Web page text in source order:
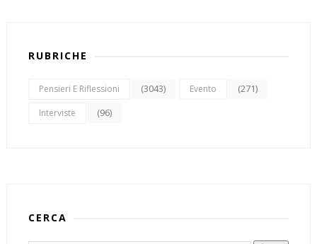
RUBRICHE
Pensieri E Riflessioni (3043) Evento (271)
Interviste (96)
CERCA